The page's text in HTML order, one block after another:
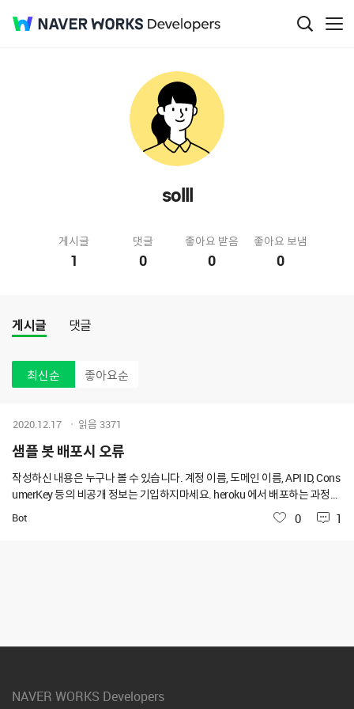
solll
게시글
1
댓글
0
좋아요 받음
0
좋아요 보냄
0
게시글 댓글
최신순 좋아요순
샘플 봇 배포시 오류
작성하신 내용은 누구나 볼 수 있습니다. 계정 이름, 도메인 이름, API ID, Cons
umerKey 등의 비공개 정보는 기입하지마세요. heroku 에서 배포하는 과정에
서 해당 로그가 계속 뜨고 있습니다. 답변을 부탁드립니다. bot_process_stat
us is DuplicateObject. please check it. Traceback (most recent call last):
Bot
2020.12.17 읽음 3371
좋아요
0 1
NAVER WORKS Developers